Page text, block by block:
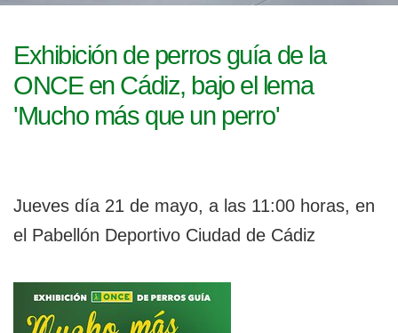
c
i
ó
l
e
Exhibición de perros guía de la
ONCE en Cádiz, bajo el lema
'Mucho más que un perro'
Jueves día 21 de mayo, a las 11:00 horas, en
el Pabellón Deportivo Ciudad de Cádiz